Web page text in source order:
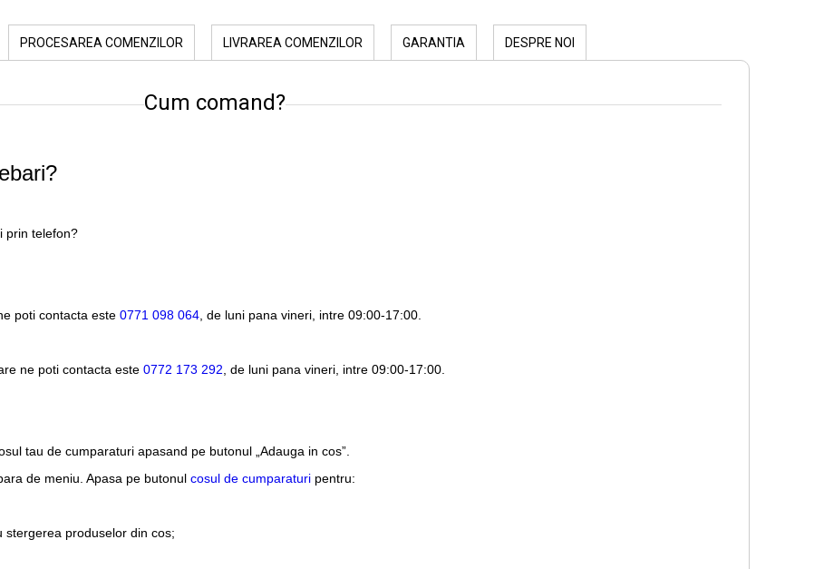
PROCESAREA COMENZILOR LIVRAREA COMENZILOR GARANTIA DESPRE NOI
Cum comand?
prin telefon?
poti contacta este 0771 098 064, de luni pana vineri, intre 09:00-17:00.
ne poti contacta este 0772 173 292, de luni pana vineri, intre 09:00-17:00.
tau de cumparaturi apasand pe butonul „Adauga in cos”.
de meniu. Apasa pe butonul cosul de cumparaturi pentru:
stergerea produselor din cos;